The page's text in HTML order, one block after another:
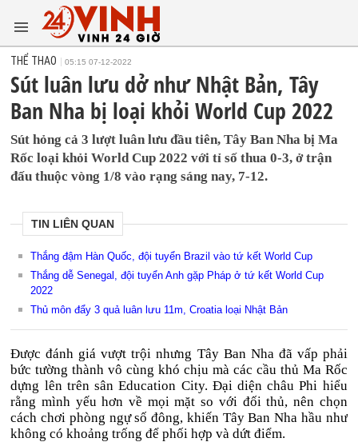
THỂ THAO 05:15 07-12-2022
Sút luân lưu dở như Nhật Bản, Tây
Ban Nha bị loại khỏi World Cup 2022
Sút hỏng cả 3 lượt luân lưu đầu tiên, Tây Ban Nha bị Ma
Rốc loại khỏi World Cup 2022 với tỉ số thua 0-3, ở trận
đấu thuộc vòng 1/8 vào rạng sáng nay, 7-12.
TIN LIÊN QUAN
Thắng đậm Hàn Quốc, đội tuyển Brazil vào tứ kết World Cup
Thắng dễ Senegal, đội tuyển Anh gặp Pháp ở tứ kết World Cup
2022
Thủ môn đẩy 3 quả luân lưu 11m, Croatia loại Nhật Bản
Được đánh giá vượt trội nhưng Tây Ban Nha đã vấp phải
bức tường thành vô cùng khó chịu mà các cầu thủ Ma Rốc
dựng lên trên sân Education City. Đại diện châu Phi hiểu
rằng mình yếu hơn về mọi mặt so với đối thủ, nên chọn
cách chơi phòng ngự số đông, khiến Tây Ban Nha hầu như
không có khoảng trống để phối hợp và dứt điểm.